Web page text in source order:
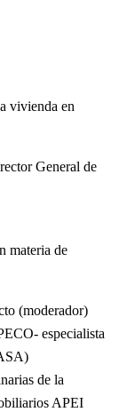
vivienda en
General de
materia de
(moderador)
especialista
de la
APEI